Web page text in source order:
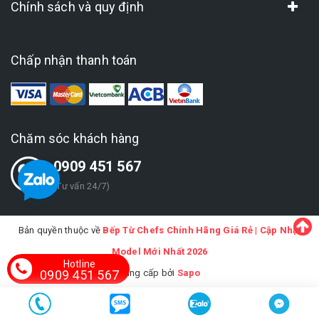
Chính sách và quy định
Chấp nhận thanh toán
Chăm sóc khách hàng
0909 451 567
(Tư vấn 24/7)
Bản quyền thuộc về Bếp Từ Chefs Chính Hãng Giá Rẻ | Cập Nhật
Model Mới Nhất 2026
Cung cấp bởi Sapo
Hotline
0909 451 567